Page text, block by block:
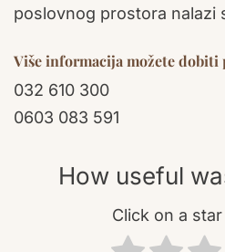
poslovnog prostora nalazi
Više informacija možete dobiti
032 610 300
0603 083 591
How useful
Click on a